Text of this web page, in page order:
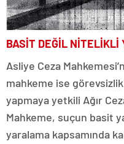
BASİT DEĞİL NİTELİKLİ
Asliye Ceza
mahkeme ise görevsizlik
yapmaya yetkili Ağır
Mahkeme, suçun basit
yaralama kapsamında